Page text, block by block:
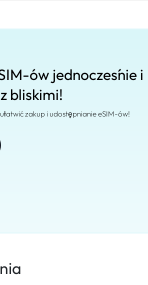
ów jednocześnie i
bliskimi!
zakup i udostępnianie eSIM-ów!